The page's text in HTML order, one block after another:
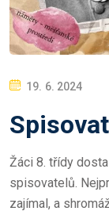
P
S
E
D
O
19. 6. 2024
Žáci 8. třídy
spisovatelů.
zajímal, a